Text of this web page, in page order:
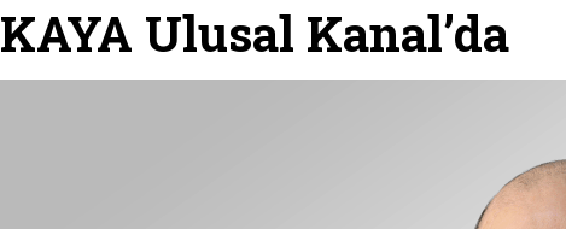
KAYA Ulusal Kanal’da